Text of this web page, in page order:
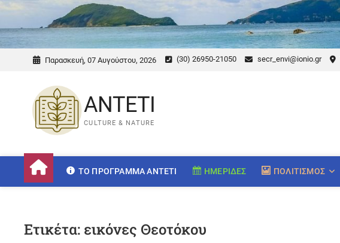
Παρασκευή, 07 Αυγούστου, 2026 (30) 26950-21050 secr_envi@ionio.gr
ANTETI
CULTURE & NATURE
ΤΟ ΠΡΌΓΡΑΜΜΑ ANTETI ΗΜΕΡΊΔΕΣ ΠΟΛΙΤΙΣΜΌΣ
Ετικέτα: εικόνες Θεοτόκου